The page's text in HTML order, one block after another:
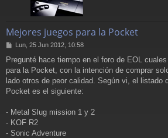
Mejores juegos para la Pocket
M
n
s
a
Lun, 25 Jun 2012, 10:58
Pregunté hace tiempo en el foro de EOL
para la Pocket, con la intención de comprar
lado otros de peor calidad. Según vi, el listado
Pocket es el siguiente:
- Metal Slug mission 1 y 2
- KOF R2
- Sonic Adventure